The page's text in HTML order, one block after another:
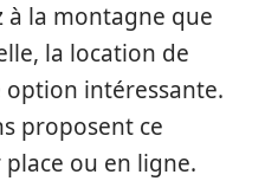
à la montagne que
la location de
intéressante.
proposent ce
ou en ligne.